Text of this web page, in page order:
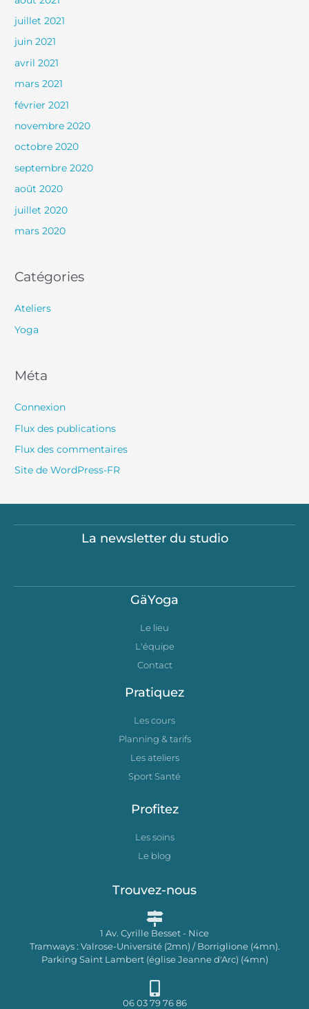
juillet 2021
juin 2021
avril 2021
mars 2021
février 2021
novembre 2020
octobre 2020
septembre 2020
août 2020
juillet 2020
mars 2020
Catégories
Ateliers
Yoga
Méta
Connexion
Flux des publications
Flux des commentaires
Site de WordPress-FR
La newsletter du studio
GäYoga
Le lieu
L'équipe
Contact
Pratiquez
Les cours
Planning & tarifs
Les ateliers
Sport Santé
Profitez
Les soins
Le blog
Trouvez-nous
1 Av. Cyrille Besset - Nice
Tramways : Valrose-Université (2mn) / Borriglione (4mn).
Parking Saint Lambert (église Jeanne d'Arc) (4mn)
06 03 79 76 86